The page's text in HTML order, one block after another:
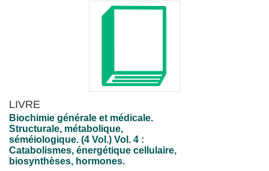
LIVRE
Biochimie générale et médicale.
Structurale, métabolique,
séméiologique. (4 Vol.) Vol. 4 :
Catabolismes, énergétique cellulaire,
biosynthèses, hormones.